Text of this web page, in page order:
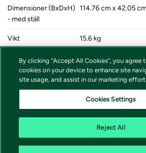
Dimensioner (BxDxH)
- med ställ
114.76 cm x 42.05
Vikt 15.6 kg
Miljöstandarder
TCO-certifierad,
displayer, ENERGY
Gold
TUV Rheinland
Certification
By clicking “Accept All Cookies”, you
cookies on your device to enhance site
site usage, and assist in our marketing
Cookies Settings
Reject All